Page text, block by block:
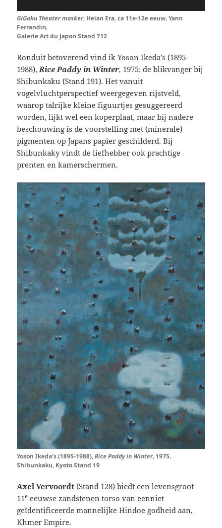
GiGaku Theater masker, Heian Era, ca 11e-12e eeuw, Yann
Ferrandin,
Galerie Art du Japon Stand 712
Ronduit betoverend vind ik Yoson Ikeda’s (1895-
1988),Rice Paddy in Winter, 1975; de blikvanger bij
Shibunkaku (Stand 191). Het vanuit
vogelvluchtperspectief weergegeven rijstveld,
waarop talrijke kleine figuurtjes gesuggereerd
worden, lijkt wel een koperplaat, maar bij nadere
beschouwing is de voorstelling met (minerale)
pigmenten op Japans papier geschilderd. Bij
Shibunkaky vindt de liefhebber ook prachtige
prenten en kamerschermen.
Yoson Ikeda’s (1895-1988),Rice Paddy in Winter, 1975.
Shibunkaku, Kyoto Stand 19
Axel Vervoordt(Stand 128) biedt een levensgroot
11e eeuwse zandstenen torso van eenniet
geïdentificeerde mannelijke Hindoe godheid aan,
Khmer Empire.